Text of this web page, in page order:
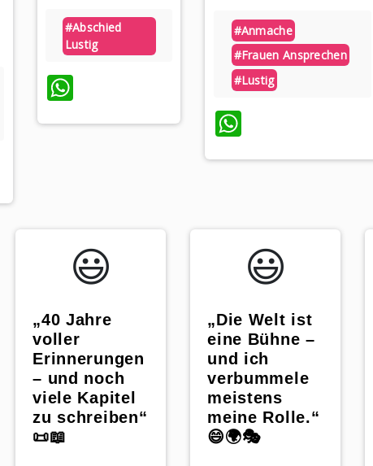
#abschied
Lustig
#anmache
#frauen Ansprechen
#lustig
WhatsApp
😃️
„40 Jahre
voller
Erinnerungen
– und noch
viele Kapitel
zu schreiben“
📜📖
😃️
„Die Welt ist
eine Bühne –
und ich
verbummele
meistens
meine Rolle.“
😄🌍🎭